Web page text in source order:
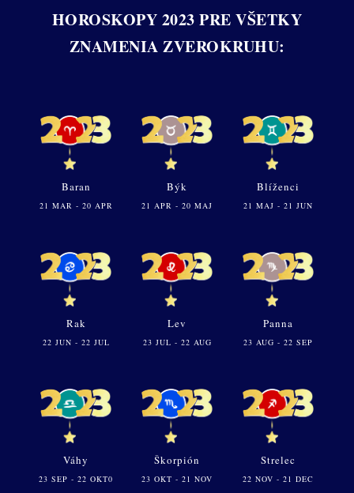
HOROSKOPY 2023 PRE VŠETKY
ZNAMENIA ZVEROKRUHU:
Baran
21 MAR - 20 APR
Býk
21 APR - 20 MAJ
Blíženci
21 MAJ - 21 JUN
Rak
22 JUN - 22 JUL
Lev
23 JUL - 22 AUG
Panna
23 AUG - 22 SEP
Váhy
23 SEP - 22 OKT0
Škorpión
23 OKT - 21 NOV
Strelec
22 NOV - 21 DEC